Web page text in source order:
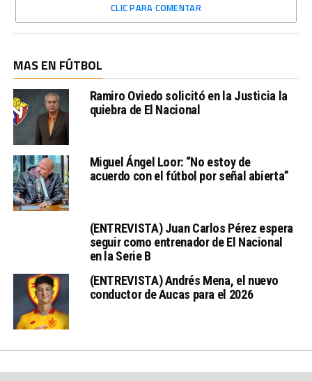
CLIC PARA COMENTAR
MAS EN FÚTBOL
Ramiro Oviedo solicitó en la Justicia la
quiebra de El Nacional
Miguel Ángel Loor: “No estoy de
acuerdo con el fútbol por señal abierta”
(ENTREVISTA) Juan Carlos Pérez espera
seguir como entrenador de El Nacional
en la Serie B
(ENTREVISTA) Andrés Mena, el nuevo
conductor de Aucas para el 2026